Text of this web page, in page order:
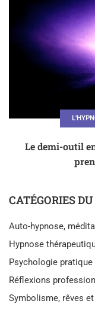
Le demi-outil
CATÉGORIES
Auto-hypnose,
Hypnose
Psychologie
Réflexions
Symbolisme, rêves